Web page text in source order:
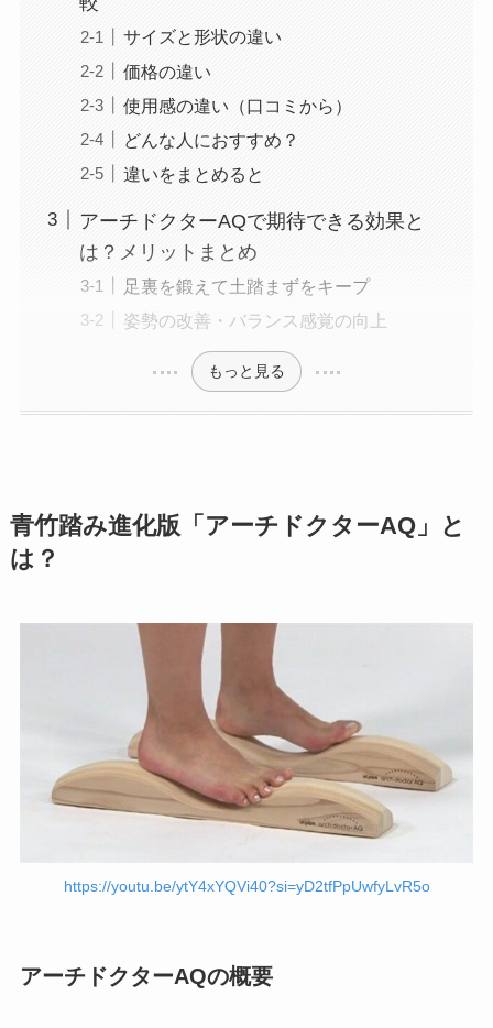
サイズと形状の違い
価格の違い
使用感の違い（口コミから）
どんな人におすすめ？
違いをまとめると
アーチドクターAQで期待できる効果と
は？メリットまとめ
足裏を鍛えて土踏まずをキープ
姿勢の改善・バランス感覚の向上
もっと見る
青竹踏み進化版「アーチドクターAQ」と
は？
https://youtu.be/ytY4xYQVi40?si=yD2tfPpUwfyLvR5o
アーチドクターAQの概要